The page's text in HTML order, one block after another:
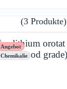
(3 Produkte)
Angebot
Chemikalie